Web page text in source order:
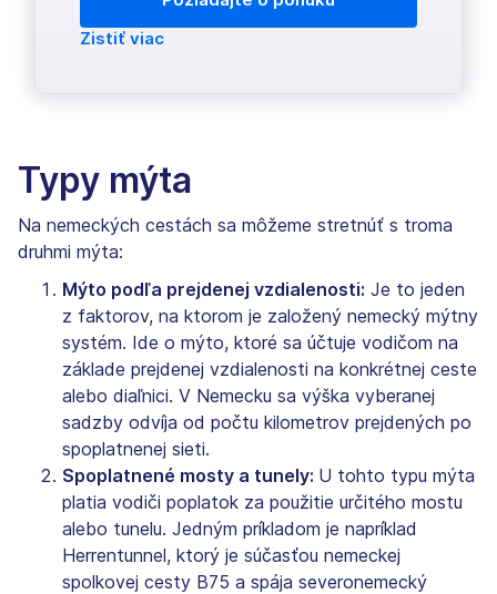
Zistiť viac
Typy mýta
Na nemeckých cestách sa môžeme stretnúť s troma
druhmi mýta:
Mýto podľa prejdenej vzdialenosti: Je to jeden
z faktorov, na ktorom je založený nemecký mýtny
systém. Ide o mýto, ktoré sa účtuje vodičom na
základe prejdenej vzdialenosti na konkrétnej ceste
alebo diaľnici. V Nemecku sa výška vyberanej
sadzby odvíja od počtu kilometrov prejdených po
spoplatnenej sieti.
Spoplatnené mosty a tunely: U tohto typu mýta
platia vodiči poplatok za použitie určitého mostu
alebo tunelu. Jedným príkladom je napríklad
Herrentunnel, ktorý je súčasťou nemeckej
spolkovej cesty B75 a spája severonemecký